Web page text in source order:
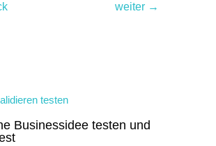
weiter →
Businessidee testen und